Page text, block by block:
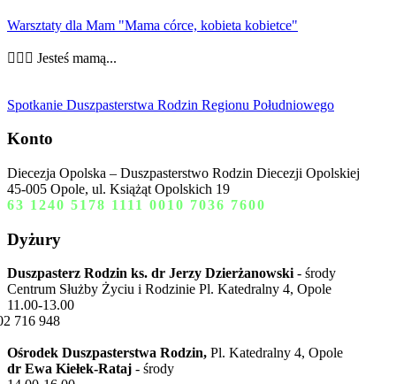
Warsztaty dla Mam "Mama córce, kobieta kobietce"
👩‍❤️‍👩 Jesteś mamą...
Spotkanie Duszpasterstwa Rodzin Regionu Południowego
Konto
Diecezja Opolska – Duszpasterstwo Rodzin Diecezji Opolskiej
45-005 Opole, ul. Książąt Opolskich 19
63 1240 5178 1111 0010 7036 7600
Dyżury
Duszpasterz Rodzin ks. dr Jerzy Dzierżanowski- środy
Centrum Służby Życiu i Rodzinie Pl. Katedralny 4, Opole
11.00-13.00
716 948
Ośrodek Duszpasterstwa Rodzin, Pl. Katedralny 4, Opole
dr Ewa Kiełek-Rataj - środy